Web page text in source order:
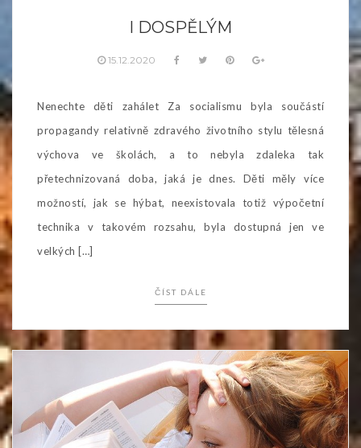
I DOSPĚLÝM
15.12.2020
Nenechte děti zahálet Za socialismu byla součástí
propagandy relativně zdravého životního stylu tělesná
výchova ve školách, a to nebyla zdaleka tak
přetechnizovaná doba, jaká je dnes. Děti měly více
možností, jak se hýbat, neexistovala totiž výpočetní
technika v takovém rozsahu, byla dostupná jen ve
velkých […]
ČÍST DÁLE